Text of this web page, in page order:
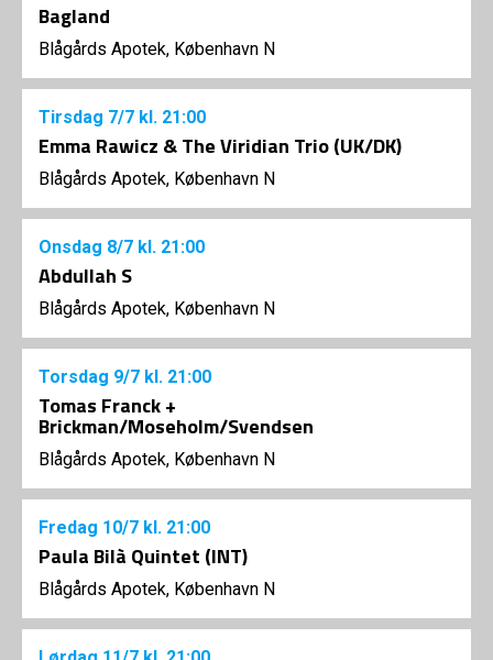
Bagland
Blågårds Apotek, København N
Tirsdag 7/7 kl. 21:00
Emma Rawicz & The Viridian Trio (UK/DK)
Blågårds Apotek, København N
Onsdag 8/7 kl. 21:00
Abdullah S
Blågårds Apotek, København N
Torsdag 9/7 kl. 21:00
Tomas Franck +
Brickman/Moseholm/Svendsen
Blågårds Apotek, København N
Fredag 10/7 kl. 21:00
Paula Bilà Quintet (INT)
Blågårds Apotek, København N